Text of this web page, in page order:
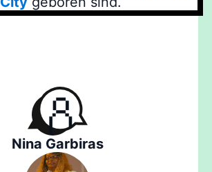
Nina Garbiras